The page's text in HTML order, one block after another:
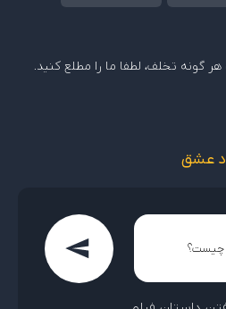
گونه تخلف، لطفا ما را مطلع کنید.
عشق